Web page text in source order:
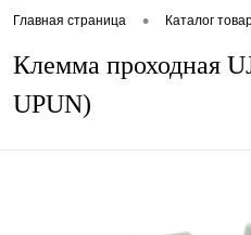
Главная страница • Каталог
Клемма проходная
UPUN)